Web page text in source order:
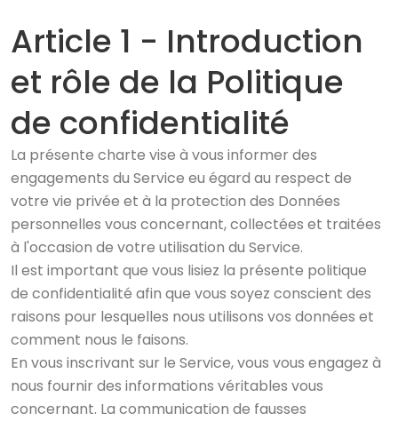
Article 1 - Introduction
et rôle de la Politique
de confidentialité
La présente charte vise à vous informer des
engagements du Service eu égard au respect de
votre vie privée et à la protection des Données
personnelles vous concernant, collectées et traitées
à l'occasion de votre utilisation du Service.
Il est important que vous lisiez la présente politique
de confidentialité afin que vous soyez conscient des
raisons pour lesquelles nous utilisons vos données et
comment nous le faisons.
En vous inscrivant sur le Service, vous vous engagez à
nous fournir des informations véritables vous
concernant. La communication de fausses